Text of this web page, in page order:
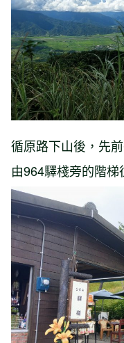
循原路下山後，先
由964驛棧旁的階梯